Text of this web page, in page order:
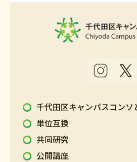
千代田区キャンパスコンソ
単位互換
共同研究
公開講座